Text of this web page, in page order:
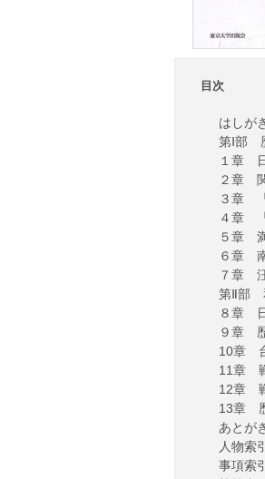
目次
はしが
第Ⅰ部
１章
２章
３章
４章
５章
６章
７章
第Ⅱ部
８章
９章
10章
11章
12章
13章
あとが
人物索引
事項索引